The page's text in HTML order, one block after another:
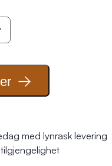
med lynrask levering